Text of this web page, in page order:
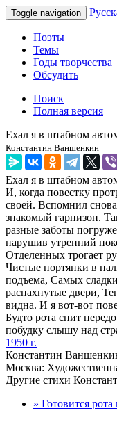
Toggle navigation
Поэты
Темы
Годы творчества
Обсудить
Поиск
Полная версия
Ехал я в штабном
Константин Ваншенкин
Ехал я в штабном
И, когда повестку
своей. Вспомнил
знакомый гарнизон.
разные заботы
нарушив утренний
Отделенных трогает
Чистые портянки в
подъема, Самых
распахнутые двери,
видна. И я вот-вот
Будто рота спит
побудку слышу над
1950 г.
Константин
Москва:
Другие стихи
» Готовится рота